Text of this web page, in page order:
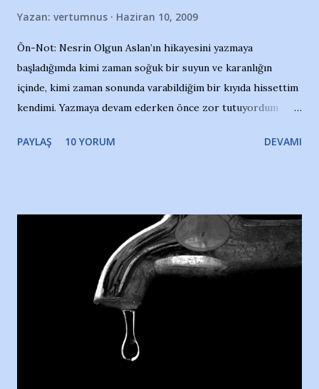
Yazan: vertumnus Haziran 10, 2009
Ön-Not: Nesrin Olgun Aslan’ın hikayesini yazmaya
başladığımda kimi zaman soğuk bir suyun ve karanlığın
içinde, kimi zaman sonunda varabildiğim bir kıyıda hissettim
kendimi. Yazmaya devam ederken önce zor tutuyordum
Yazımı, ağlayarak bitirebildim ancak…Kendisinin web
Nesrin’in Hikayesi’ne başlıyorum… 1964 Adana Yüzme
havuzunun kenarında 7 yaşında kara kuru bir kız çocuğu
duruyor. Havuzun içinde Adana Demirspor Kulübü
yüzücüleri. Erkekler çoğunlukta. Küçük kız etrafına bakıyor.
Sadece 4 kız çocuğu var. Nesrin, Adana Demirspor’un 4
kızından biri oluyor o gün…Giriyor havuza. 1973 – 1975
Adana Nesrin, 16 yaşında. Yüzüyor. 7 yaşında girdiği
PAYLAŞ 10 YORUM DEVAMI